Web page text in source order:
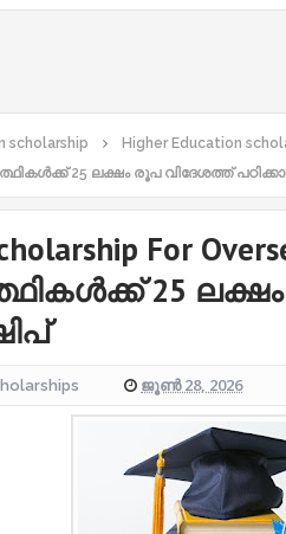
scholarship Higher Education
25 ലക്ഷം രൂപ വിദേശത്ത്
For
25
ജൂൺ 28, 2026